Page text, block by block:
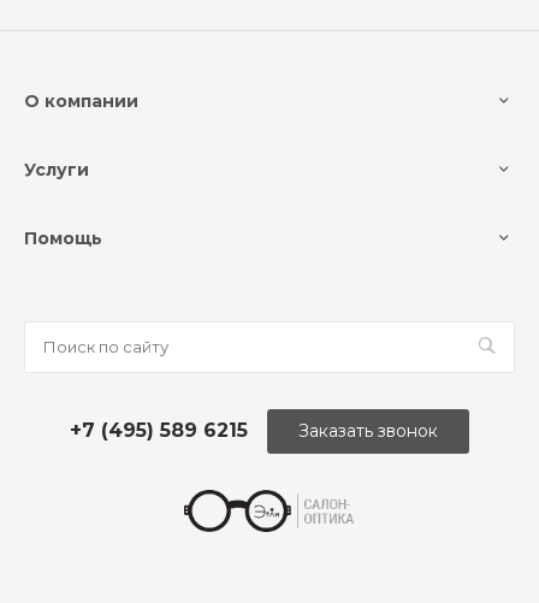
О компании
Услуги
Помощь
+7 (495) 589 6215 Заказать звонок